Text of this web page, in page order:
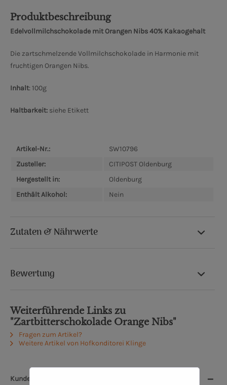
Produktbeschreibung
Edelvollmilchschokolade mit Orangen Nibs 40% Kakaogehalt
Die zartschmelzende Vollmilchschokolade in Harmonie mit
fruchtigen Orangen Nibs.
Inhalt: 100g
Haltbarkeit: siehe Etikett
Artikel-Nr.:
SW10796
Zusteller:
CITIPOST Oldenburg
Hergestellt in:
Oldenburg
Enthält Alkohol:
Nein
Zutaten & Nährwerte
Bewertung
Weiterführende Links zu
"Zartbitterschokolade Orange Nibs"
Fragen zum Artikel?
Weitere Artikel von Hofkonditorei Klinge
Kunden, die dieses Produkt kauften, kauften auch: